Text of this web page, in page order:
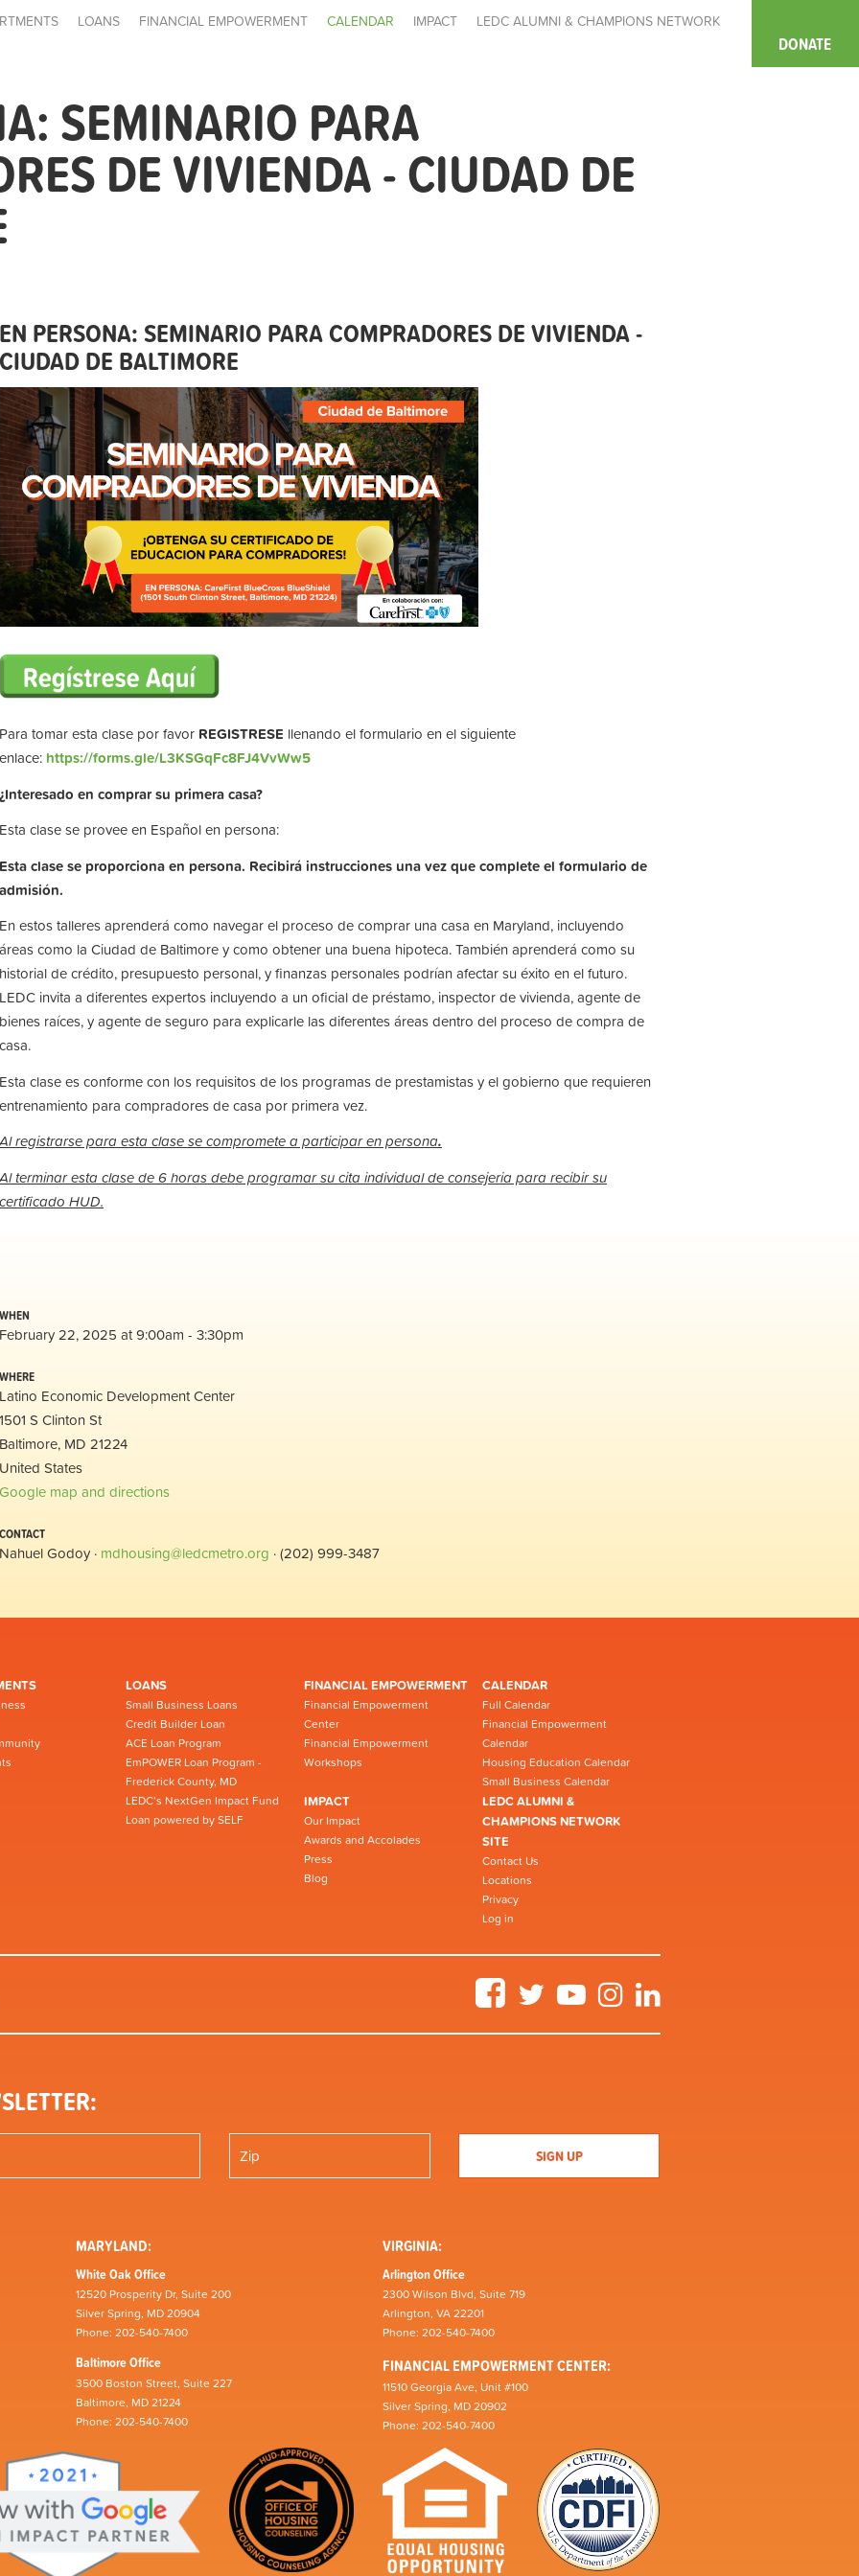
LOANS FINANCIAL EMPOWERMENT CALENDAR IMPACT
LEDC ALUMNI & CHAMPIONS NETWORK
DONATE
SEMINARIO PARA
DE VIVIENDA - CIUDAD DE
EN PERSONA: SEMINARIO PARA COMPRADORES DE VIVIENDA -
CIUDAD DE BALTIMORE
Para tomar esta clase por favor REGISTRESE llenando el formulario en el siguiente
enlace: https://forms.gle/L3KSGqFc8FJ4VvWw5
¿Interesado en comprar su primera casa?
Esta clase se provee en Español en persona:
Esta clase se proporciona en persona. Recibirá instrucciones una vez que complete el formulario de
admisión.
En estos talleres aprenderá como navegar el proceso de comprar una casa en Maryland, incluyendo
áreas como la Ciudad de Baltimore y como obtener una buena hipoteca. También aprenderá como su
historial de crédito, presupuesto personal, y finanzas personales podrían afectar su éxito en el futuro.
LEDC invita a diferentes expertos incluyendo a un oficial de préstamo, inspector de vivienda, agente de
bienes raíces, y agente de seguro para explicarle las diferentes áreas dentro del proceso de compra de
casa.
Esta clase es conforme con los requisitos de los programas de prestamistas y el gobierno que requieren
entrenamiento para compradores de casa por primera vez.
Al registrarse para esta clase se compromete a participar en persona.
Al terminar esta clase de 6 horas debe programar su cita individual de consejeria para recibir su
certificado HUD.
WHEN
February 22, 2025 at 9:00am - 3:30pm
WHERE
Latino Economic Development Center
1501 S Clinton St
Baltimore, MD 21224
United States
Google map and directions
CONTACT
Nahuel Godoy · mdhousing@ledcmetro.org · (202) 999-3487
LOANS
Small Business Loans
Credit Builder Loan
ACE Loan Program
EmPOWER Loan Program -
Frederick County, MD
LEDC’s NextGen Impact Fund
Loan powered by SELF
FINANCIAL EMPOWERMENT
Financial Empowerment
Center
Financial Empowerment
Workshops
CALENDAR
Full Calendar
Financial Empowerment
Calendar
Housing Education Calendar
Small Business Calendar
IMPACT
Our Impact
Awards and Accolades
Press
Blog
LEDC ALUMNI &
CHAMPIONS NETWORK
SITE
Contact Us
Locations
Privacy
Log in
FacebookTwitter YouTubeInstagram
MARYLAND:
White Oak Office
12520 Prosperity Dr, Suite 200
Silver Spring, MD 20904
Phone: 202-540-7400
Baltimore Office
3500 Boston Street, Suite 227
Baltimore, MD 21224
Phone: 202-540-7400
VIRGINIA:
Arlington Office
2300 Wilson Blvd, Suite 719
Arlington, VA 22201
Phone: 202-540-7400
FINANCIAL EMPOWERMENT CENTER:
11510 Georgia Ave, Unit #100
Silver Spring, MD 20902
Phone: 202-540-7400